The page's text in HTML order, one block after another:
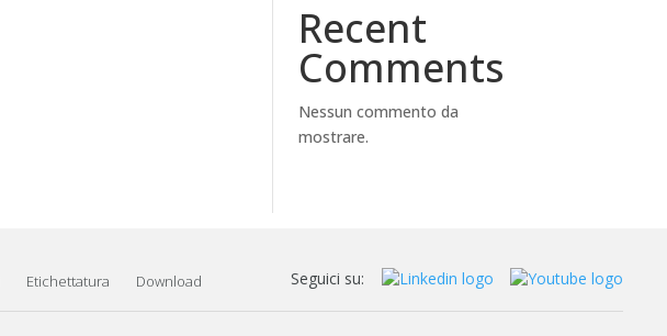
Recent
Comments
Nessun commento da
mostrare.
Etichettatura Download Seguici su: